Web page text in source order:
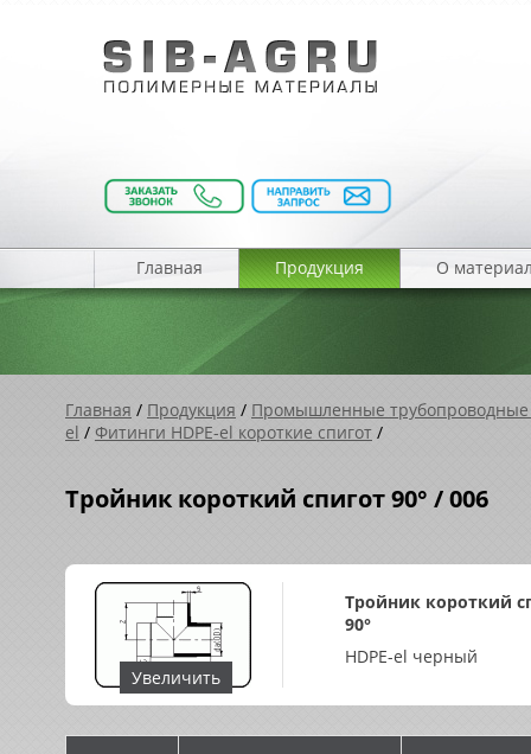
Главная Продукция О
Главная / Продукция / Промышленные
el / Фитинги HDPE-el короткие спигот /
Тройник короткий спигот 90° / 006
Увеличить
Тройник короткий
90°
HDPE-el черный